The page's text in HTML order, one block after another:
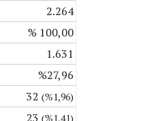
2.264
% 100,00
1.631
%27,96
32 (%1,96)
23 (%1,41)